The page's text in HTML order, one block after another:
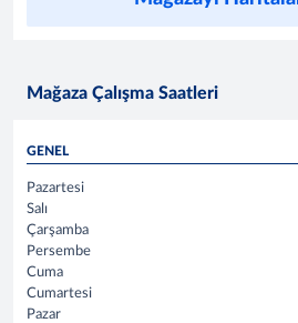
Mağaza Çalışma Saatleri
GENEL
Pazartesi
Salı
Çarşamba
Persembe
Cuma
Cumartesi
Pazar